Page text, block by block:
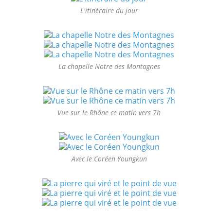
L'itinéraire du jour
La chapelle Notre des Montagnes
Vue sur le Rhône ce matin vers 7h
Avec le Coréen Youngkun